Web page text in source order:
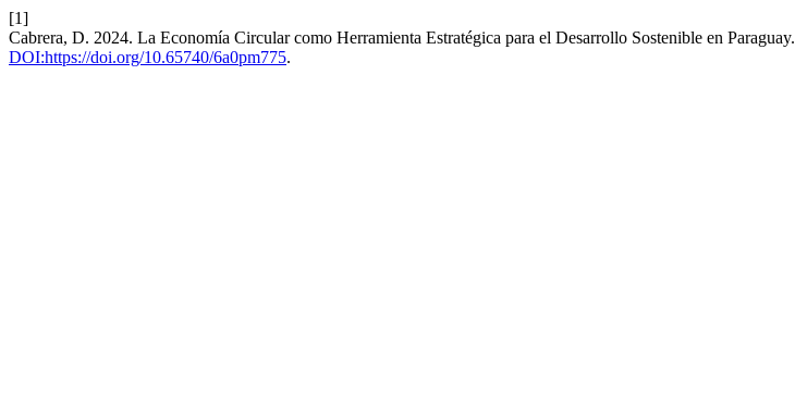
[1]
Cabrera, D. 2024. La Economía Circular como Herramienta Estratégica para el Desarrollo Sostenible en Paraguay.
DOI:https://doi.org/10.65740/6a0pm775.